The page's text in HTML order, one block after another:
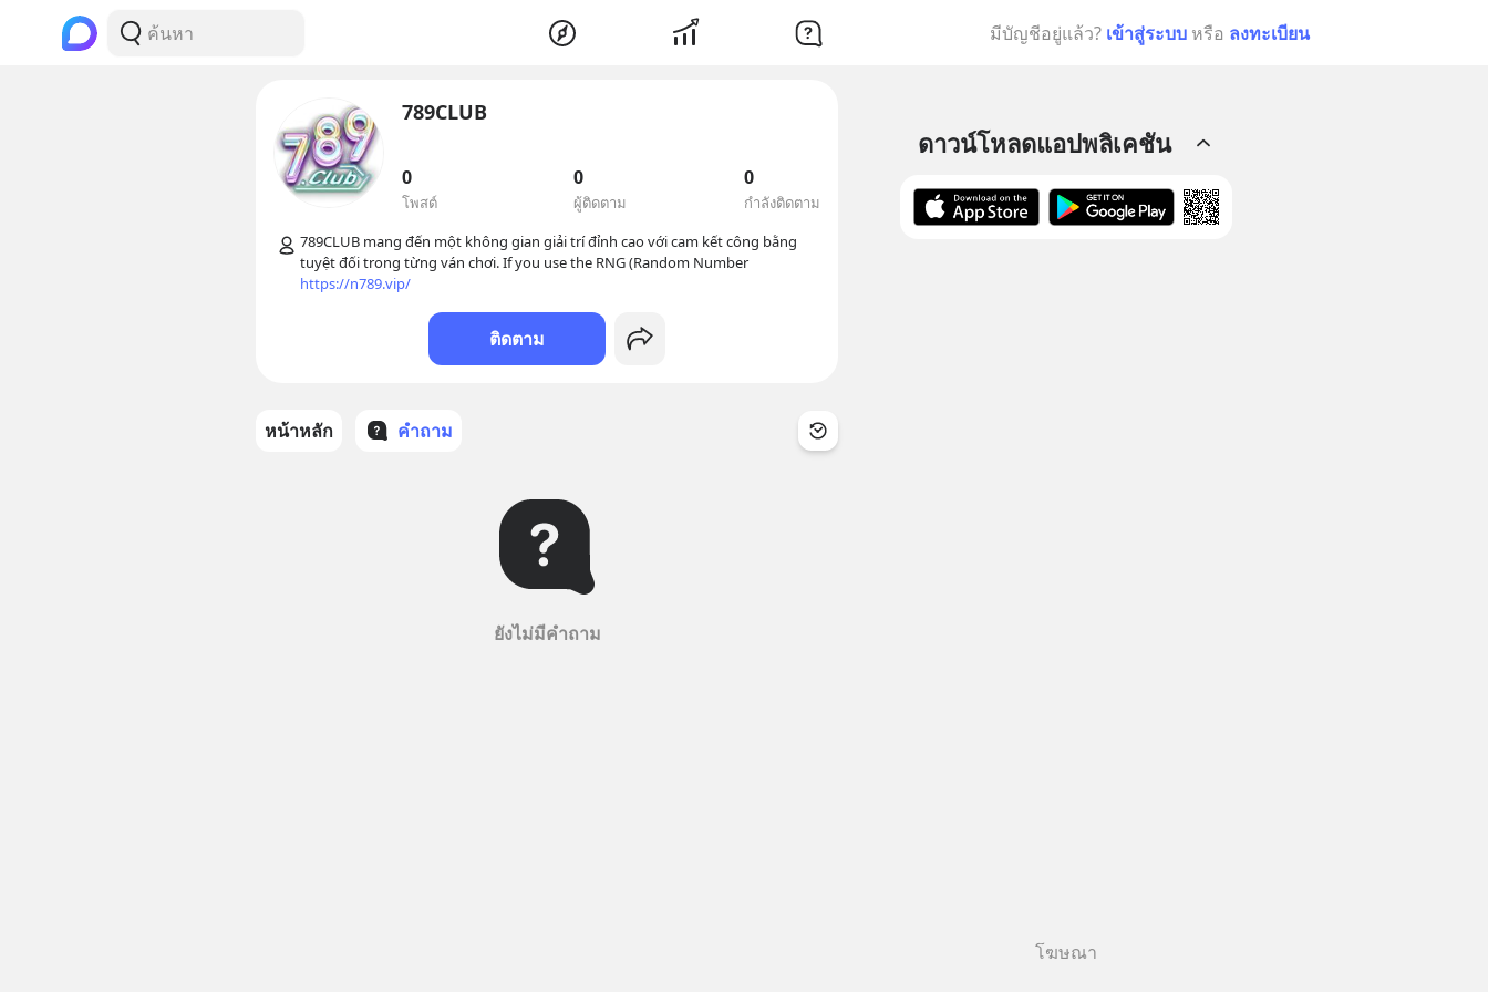
มีบัญชีอยู่แล้ว? เข้าสู่ระบบ หรือ ลงทะเบียน
789CLUB
0
โพสต์
0
ผู้ติดตาม
0
กำลังติดตาม
789CLUB mang đến một không gian giải trí đỉnh cao với cam kết công bằng
tuyệt đối trong từng ván chơi. If you use the RNG (Random Number
https://n789.vip/
ติดตาม
หน้าหลัก คำถาม
ยังไม่มีคำถาม
ดาวน์โหลดแอปพลิเคชัน
โฆษณา